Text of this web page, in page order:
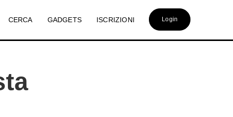
CERCA GADGETS ISCRIZIONI Login